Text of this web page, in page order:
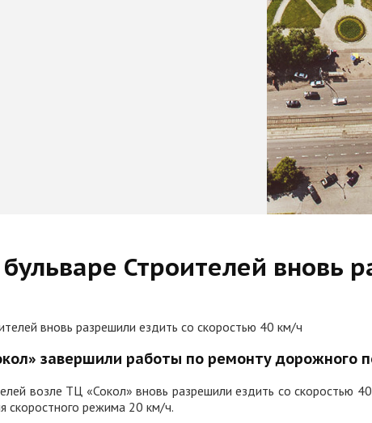
Строителей вновь
завершили работы по ремонту дорожного
возле ТЦ «Сокол» вновь разрешили ездить со скоростью
скоростного режима 20 км/ч.